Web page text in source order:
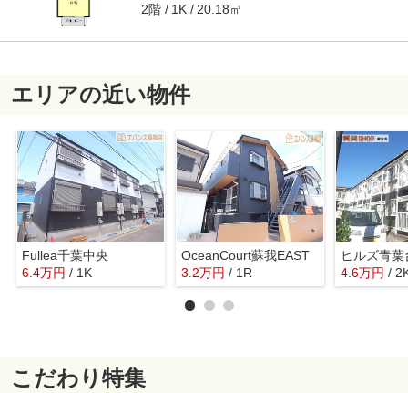
2階 1K 20.18㎡
エリアの近い物件
Fullea千葉中央
6.4万円 / 1K
OceanCourt蘇我EAST
3.2万円 / 1R
ヒルズ青葉
4.6万円 /
こだわり特集